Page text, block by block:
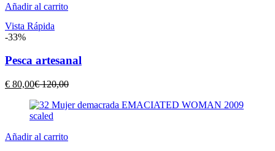
Añadir al carrito
Vista Rápida
-33%
Pesca artesanal
€ 80,00El
actual
es:
€120,00El
original
Añadir al carrito